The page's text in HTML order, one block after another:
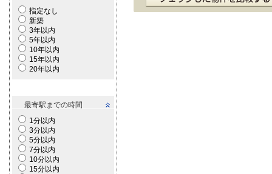
指定なし
新築
3年以内
5年以内
10年以内
15年以内
20年以内
最寄駅までの時間
1分以内
3分以内
5分以内
7分以内
10分以内
15分以内